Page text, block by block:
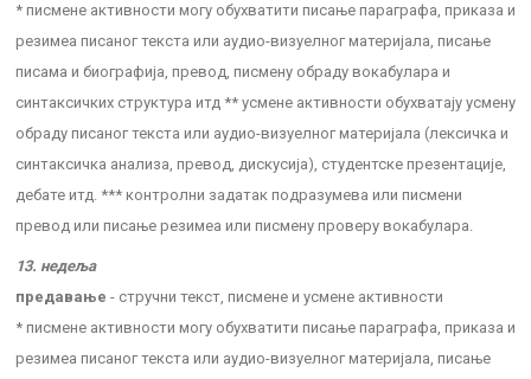
* писмене активности могу обухватити писање параграфа, приказа и
резимеа писаног текста или аудио-визуелног материјала, писање
писама и биографија, превод, писмену обраду вокабулара и
синтаксичких структура итд ** усмене активности обухватају усмену
обраду писаног текста или аудио-визуелног материјала (лексичка и
синтаксичка анализа, превод, дискусија), студентске презентације,
дебате итд. *** контролни задатак подразумева или писмени
превод или писање резимеа или писмену проверу вокабулара.
13. недеља
предавање - стручни текст, писмене и усмене активности
* писмене активности могу обухватити писање параграфа, приказа и
резимеа писаног текста или аудио-визуелног материјала, писање